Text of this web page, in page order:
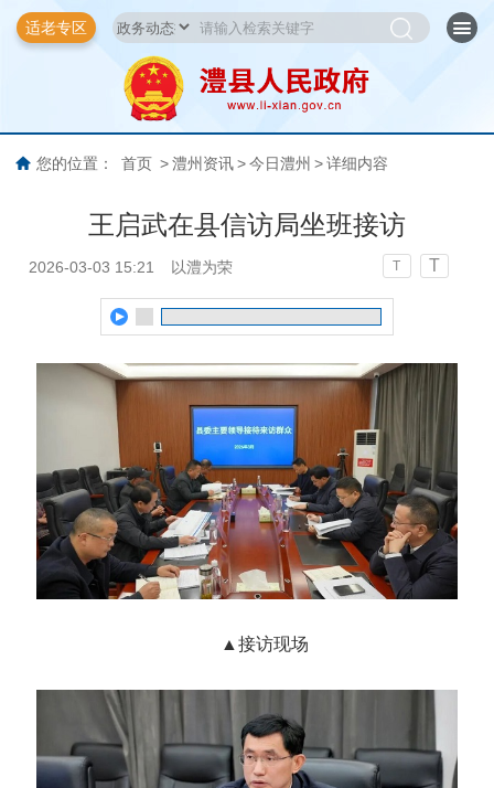
适老专区
您的位置： 首页 > 澧州资讯 > 今日澧州 > 详细内容
王启武在县信访局坐班接访
2026-03-03 15:21 以澧为荣 T T
▲ 接访现场